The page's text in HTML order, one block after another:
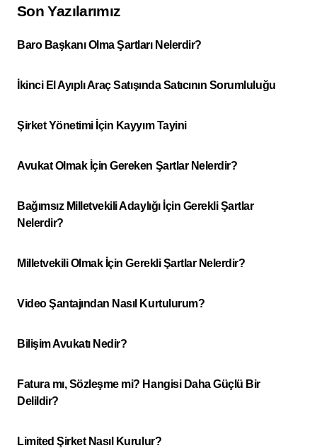
Son Yazılarımız
Baro Başkanı Olma Şartları Nelerdir?
İkinci El Ayıplı Araç Satışında Satıcının Sorumluluğu
Şirket Yönetimi İçin Kayyım Tayini
Avukat Olmak İçin Gereken Şartlar Nelerdir?
Bağımsız Milletvekili Adaylığı İçin Gerekli Şartlar
Nelerdir?
Milletvekili Olmak İçin Gerekli Şartlar Nelerdir?
Video Şantajından Nasıl Kurtulurum?
Bilişim Avukatı Nedir?
Fatura mı, Sözleşme mi? Hangisi Daha Güçlü Bir
Delildir?
Limited Şirket Nasıl Kurulur?